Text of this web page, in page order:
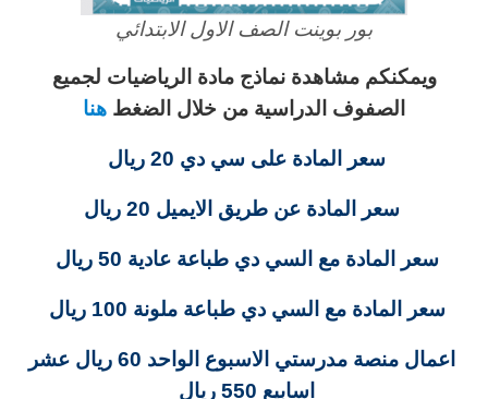
بور بوينت الصف الاول الابتدائي
ويمكنكم مشاهدة نماذج مادة الرياضيات لجميع
الصفوف الدراسية من خلال الضغط هنا
سعر المادة على سي دي 20 ريال
سعر المادة عن طريق الايميل 20 ريال
سعر المادة مع السي دي طباعة عادية 50 ريال
سعر المادة مع السي دي طباعة ملونة 100 ريال
اعمال منصة مدرستي الاسبوع الواحد 60 ريال عشر
اسابيع 550 ريال